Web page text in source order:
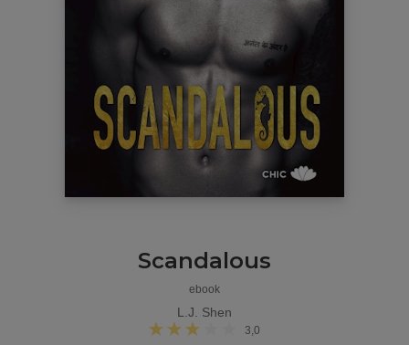
Scandalous
ebook
L.J. Shen
3,0